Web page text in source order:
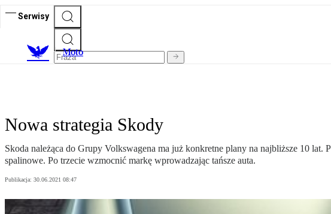
Serwisy
Moto
Nowa strategia Skody
Skoda należąca do Grupy Volkswagena ma już konkretne plany na najbliższe 10
spalinowe. Po trzecie wzmocnić markę wprowadzając tańsze auta.
Publikacja: 30.06.2021 08:47